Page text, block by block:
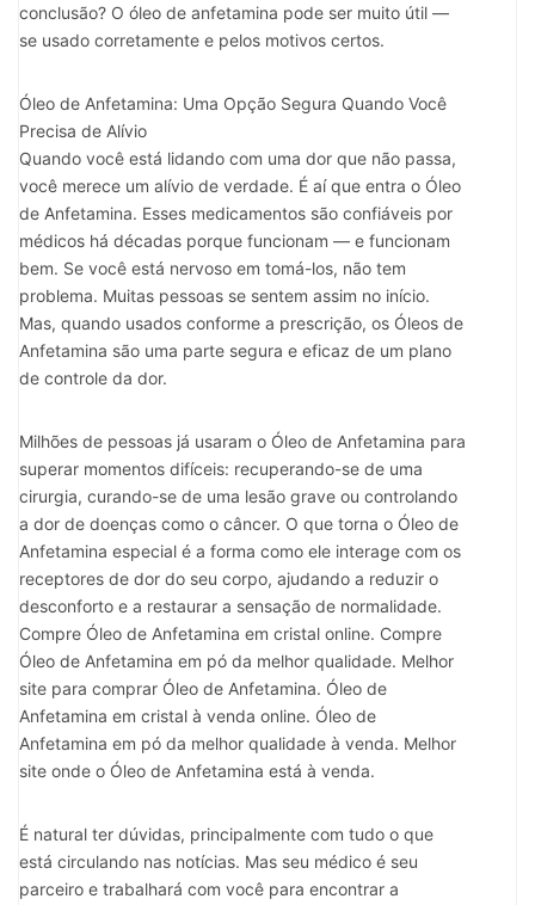
conclusão? O óleo de anfetamina pode ser muito útil —
se usado corretamente e pelos motivos certos.
Óleo de Anfetamina: Uma Opção Segura Quando Você
Precisa de Alívio
Quando você está lidando com uma dor que não passa,
você merece um alívio de verdade. É aí que entra o Óleo
de Anfetamina. Esses medicamentos são confiáveis ​​por
médicos há décadas porque funcionam — e funcionam
bem. Se você está nervoso em tomá-los, não tem
problema. Muitas pessoas se sentem assim no início.
Mas, quando usados ​​conforme a prescrição, os Óleos de
Anfetamina são uma parte segura e eficaz de um plano
de controle da dor.
Milhões de pessoas já usaram o Óleo de Anfetamina para
superar momentos difíceis: recuperando-se de uma
cirurgia, curando-se de uma lesão grave ou controlando
a dor de doenças como o câncer. O que torna o Óleo de
Anfetamina especial é a forma como ele interage com os
receptores de dor do seu corpo, ajudando a reduzir o
desconforto e a restaurar a sensação de normalidade.
Compre Óleo de Anfetamina em cristal online. Compre
Óleo de Anfetamina em pó da melhor qualidade. Melhor
site para comprar Óleo de Anfetamina. Óleo de
Anfetamina em cristal à venda online. Óleo de
Anfetamina em pó da melhor qualidade à venda. Melhor
site onde o Óleo de Anfetamina está à venda.
É natural ter dúvidas, principalmente com tudo o que
está circulando nas notícias. Mas seu médico é seu
parceiro e trabalhará com você para encontrar a